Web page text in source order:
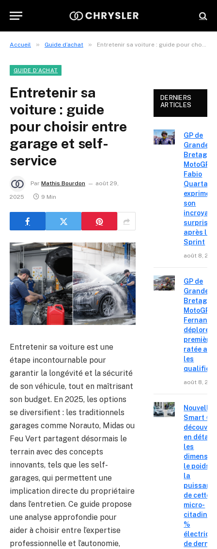
Accueil » Guide d’achat » Entretenir sa voiture : guide pour choisir entre garage et self-service
GUIDE D’ACHAT
Entretenir sa
voiture : guide
pour choisir entre
garage et self-
service
Par Mathis Bourdon
août 29,
2025
9 Min
Entretenir sa voiture est une
étape incontournable pour
garantir la longévité et la sécurité
de son véhicule, tout en maîtrisant
son budget. En 2025, les options
se diversifient : les traditionnels
garages comme Norauto, Midas ou
Feu Vert partagent désormais le
terrain avec des concepts
innovants, tels que les self-
garages, qui permettent une
implication directe du propriétaire
dans l’entretien. Ce guide propose
une analyse approfondie pour
aider à choisir entre l’expertise
professionnelle et l’autonomie,
DERNIERS
ARTICLES
GP de
Grande-
Bretagne
MotoGP :
Fabio
exprime
son
surprise
après le
Sprint
août 8,
GP de
Grande-
Bretagne
MotoGP :
déplore
première
ratée
les
août 8,
Nouvelle
Smart #2
en détail
les
le poids
la
de cette
micro-
citadine
%
de